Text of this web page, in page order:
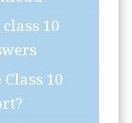
10
10